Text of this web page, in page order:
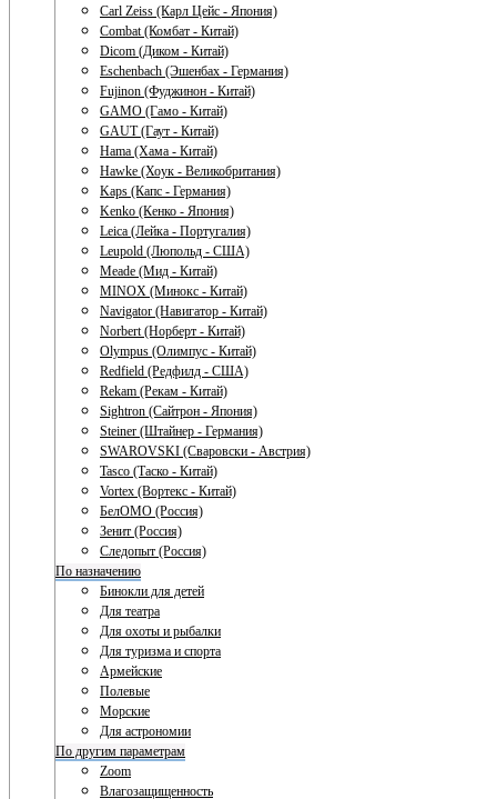
Carl Zeiss (Карл Цейс - Япония)
Combat (Комбат - Китай)
Dicom (Диком - Китай)
Eschenbach (Эшенбах - Германия)
Fujinon (Фуджинон - Китай)
GAMO (Гамо - Китай)
GAUT (Гаут - Китай)
Hama (Хама - Китай)
Hawke (Хоук - Великобритания)
Kaps (Капс - Германия)
Kenko (Кенко - Япония)
Leica (Лейка - Португалия)
Leupold (Люпольд - США)
Meade (Мид - Китай)
MINOX (Минокс - Китай)
Navigator (Навигатор - Китай)
Norbert (Норберт - Китай)
Olympus (Олимпус - Китай)
Redfield (Редфилд - США)
Rekam (Рекам - Китай)
Sightron (Сайтрон - Япония)
Steiner (Штайнер - Германия)
SWAROVSKI (Сваровски - Австрия)
Tasco (Таско - Китай)
Vortex (Вортекс - Китай)
БелОМО (Россия)
Зенит (Россия)
Следопыт (Россия)
По назначению
Бинокли для детей
Для театра
Для охоты и рыбалки
Для туризма и спорта
Армейские
Полевые
Морские
Для астрономии
По другим параметрам
Zoom
Влагозащищенность